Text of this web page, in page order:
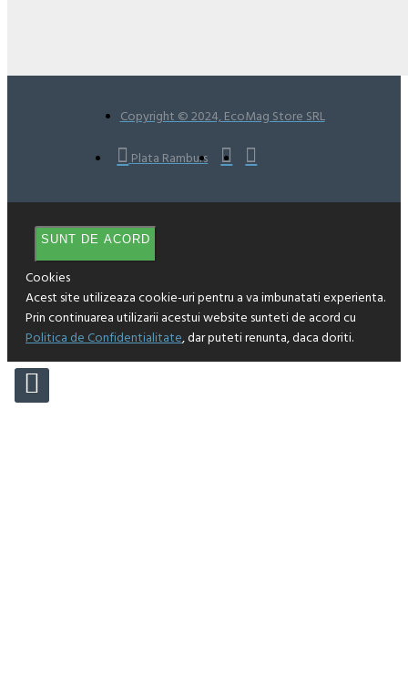
Copyright © 2024, EcoMag Store SRL
Plata Ramburs
SUNT DE ACORD
Cookies
Acest site utilizeaza cookie-uri pentru a va imbunatati experienta.
Prin continuarea utilizarii acestui website sunteti de acord cu
Politica de Confidentialitate, dar puteti renunta, daca doriti.